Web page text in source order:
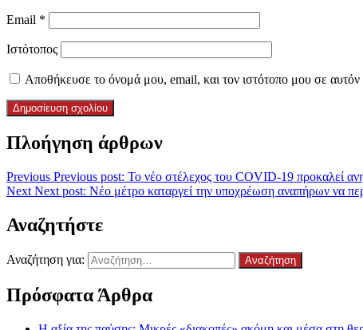
Email *
Ιστότοπος
Αποθήκευσε το όνομά μου, email, και τον ιστότοπο μου σε
Πλοήγηση άρθρων
Previous Previous post: Το νέο στέλεχος του COVID-19 προκαλεί
Next Next post: Νέο μέτρο καταργεί την υποχρέωση αναπήρων να
Αναζητήστε
Αναζήτηση για:
Πρόσφατα Άρθρα